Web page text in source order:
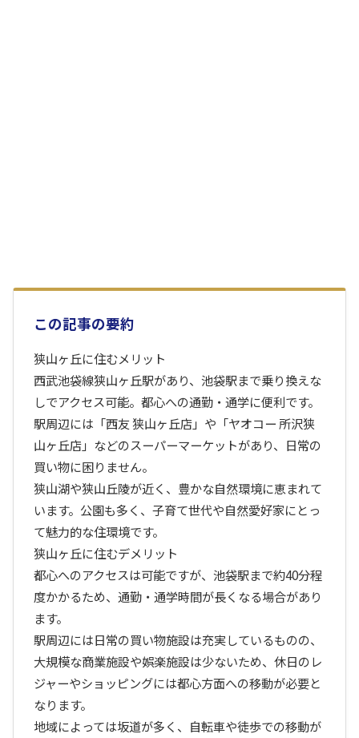
この記事の要約
狭山ヶ丘に住むメリット
西武池袋線狭山ヶ丘駅があり、池袋駅まで乗り換えな
しでアクセス可能。都心への通勤・通学に便利です。
駅周辺には「西友 狭山ヶ丘店」や「ヤオコー 所沢狭
山ヶ丘店」などのスーパーマーケットがあり、日常の
買い物に困りません。
狭山湖や狭山丘陵が近く、豊かな自然環境に恵まれて
います。公園も多く、子育て世代や自然愛好家にとっ
て魅力的な住環境です。
狭山ヶ丘に住むデメリット
都心へのアクセスは可能ですが、池袋駅まで約40分程
度かかるため、通勤・通学時間が長くなる場合があり
ます。
駅周辺には日常の買い物施設は充実しているものの、
大規模な商業施設や娯楽施設は少ないため、休日のレ
ジャーやショッピングには都心方面への移動が必要と
なります。
地域によっては坂道が多く、自転車や徒歩での移動が